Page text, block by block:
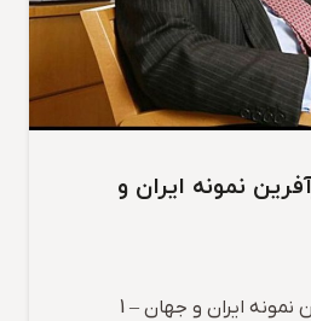
نمونه ایران و
یادی از چند کارآفرین نمونه ایران و جهان – 1